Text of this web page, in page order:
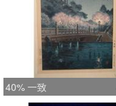
40% 一致